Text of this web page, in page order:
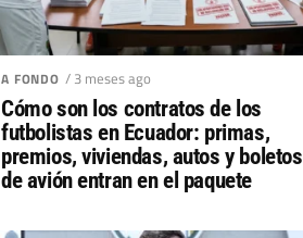
A FONDO / 3 meses ago
Cómo son los contratos de los
futbolistas en Ecuador: primas,
premios, viviendas, autos y boletos
de avión entran en el paquete